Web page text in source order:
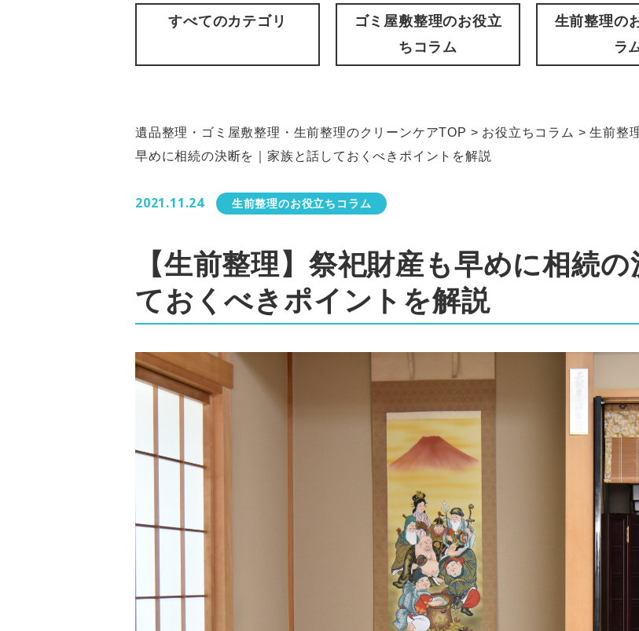
すべてのカテゴリ
ゴミ屋敷整理のお役立
ちコラム
生前整理の
ラ
遺品整理・ゴミ屋敷整理・生前整理のクリーンケアTOP > お役立ちコラム >生前整
早めに相続の決断を｜家族と話しておくべきポイントを解説
2021.11.24 生前整理のお役立ちコラム
【生前整理】祭祀財産も早めに相続
ておくべきポイントを解説